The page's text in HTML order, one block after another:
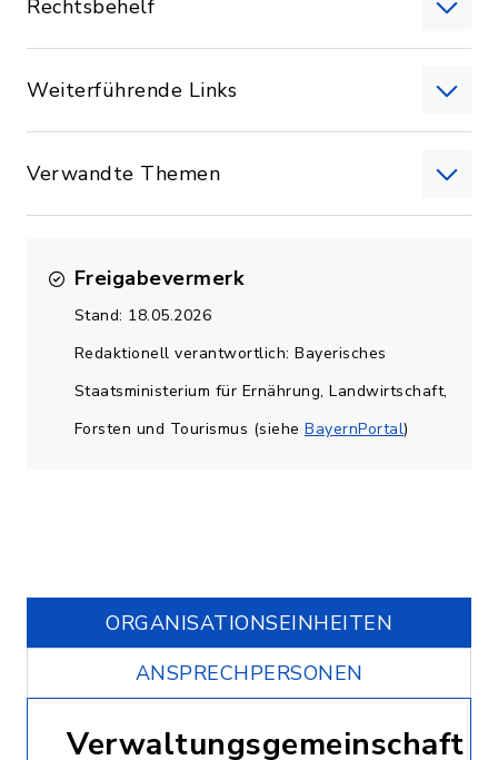
Rechtsbehelf
Weiterführende Links
Verwandte Themen
Freigabevermerk
Stand: 18.05.2026
Redaktionell verantwortlich: Bayerisches
Staatsministerium für Ernährung, Landwirtschaft,
Forsten und Tourismus (siehe BayernPortal)
ORGANISATIONS­EINHEITEN
ANSPRECHPERSONEN
Verwaltungsgemeinschaft